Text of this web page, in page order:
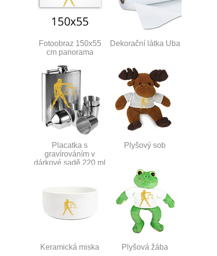
Fotoobraz 150x55
cm panorama
Dekorační látka Uba
Placatka s
gravírováním v
dárkové sadě 220 ml
Plyšový sob
Keramická miska Plyšová žába